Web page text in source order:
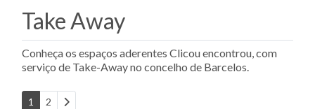
Take Away
Conheça os espaços aderentes Clicou encontrou, com
serviço de Take-Away no concelho de Barcelos.
1 2 Older posts